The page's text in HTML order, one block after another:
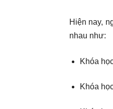
Hiện nay,
nhau như:
Khóa
Khóa